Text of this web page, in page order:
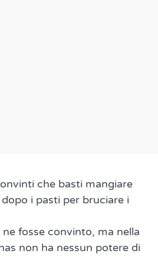
che basti mangiare
i pasti per bruciare i
fosse convinto, ma nella
non ha nessun potere di